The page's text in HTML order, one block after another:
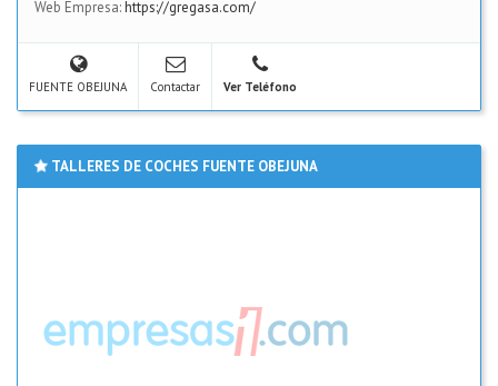
Web Empresa:https://gregasa.com/
FUENTE OBEJUNA Contactar Ver Teléfono
TALLERES DE COCHES FUENTE OBEJUNA